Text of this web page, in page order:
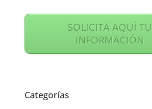
SOLICITA AQUÍ TU
INFORMACIÓN
Categorías